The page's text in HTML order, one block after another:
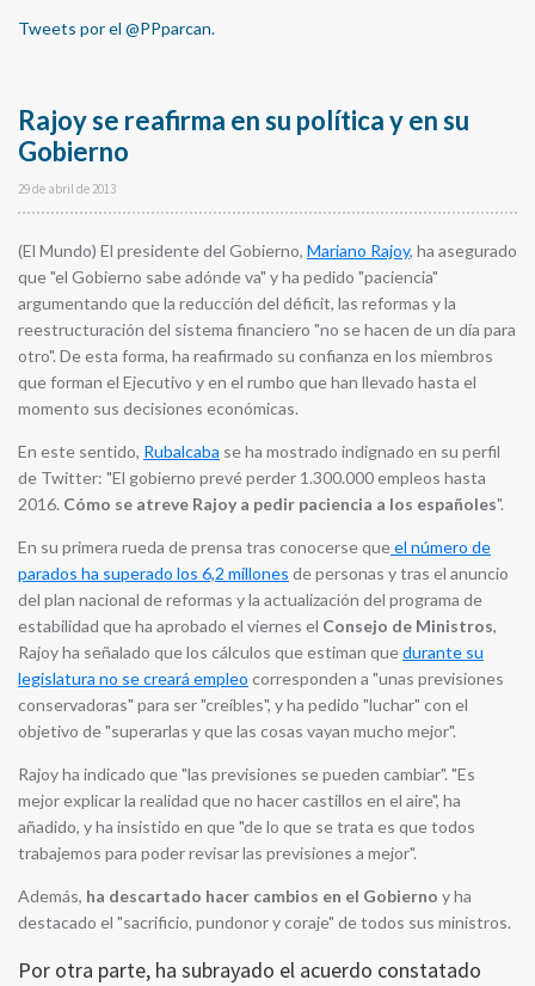
Rajoy se reafirma en su política y en su
Gobierno
29 de abril de 2013
(El Mundo) El presidente del Gobierno, Mariano Rajoy, ha asegurado
que "el Gobierno sabe adónde va" y ha pedido "paciencia"
argumentando que la reducción del déficit, las reformas y la
reestructuración del sistema financiero "no se hacen de un día para
otro". De esta forma, ha reafirmado su confianza en los miembros
que forman el Ejecutivo y en el rumbo que han llevado hasta el
momento sus decisiones económicas.
En este sentido, Rubalcaba se ha mostrado indignado en su perfil
de Twitter: "El gobierno prevé perder 1.300.000 empleos hasta
2016. Cómo se atreve Rajoy a pedir paciencia a los españoles".
En su primera rueda de prensa tras conocerse queel número de
parados ha superado los 6,2 millones de personas y tras el anuncio
del plan nacional de reformas y la actualización del programa de
estabilidad que ha aprobado el viernes el Consejo de Ministros,
Rajoy ha señalado que los cálculos que estiman quedurante su
legislatura no se creará empleo corresponden a "unas previsiones
conservadoras" para ser "creíbles", y ha pedido "luchar" con el
objetivo de "superarlas y que las cosas vayan mucho mejor".
Rajoy ha indicado que "las previsiones se pueden cambiar". "Es
mejor explicar la realidad que no hacer castillos en el aire", ha
añadido, y ha insistido en que "de lo que se trata es que todos
trabajemos para poder revisar las previsiones a mejor".
Además, ha descartado hacer cambios en el Gobierno y ha
destacado el "sacrificio, pundonor y coraje" de todos sus ministros.
Por otra parte, ha subrayado el acuerdo constatado
Tweets por el @PPparcan.